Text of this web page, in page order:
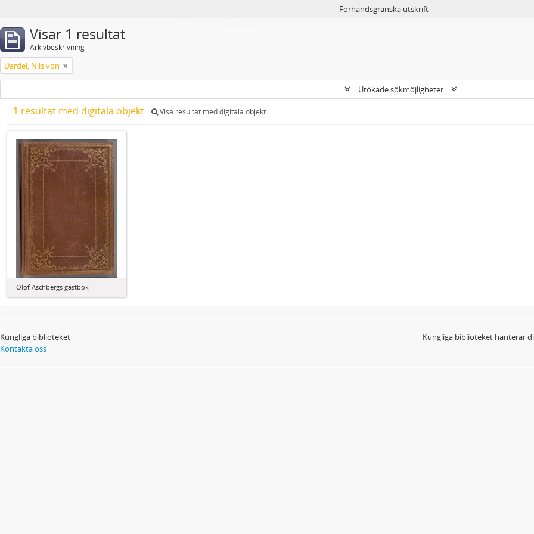
Förhandsgranska utskrift
Visar 1 resultat
Arkivbeskrivning
Dardel, Nils von
Utökade sökmöjligheter
1 resultat med digitala objekt Visa resultat med digitala objekt
Olof Aschbergs gästbok
Kungliga biblioteket
Kontakta oss
Kungliga biblioteket hanterar